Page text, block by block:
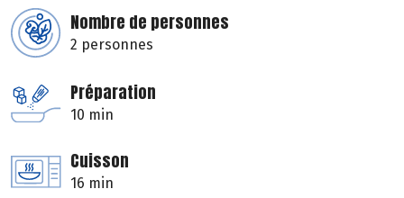
Nombre de personnes
2 personnes
Préparation
10 min
Cuisson
16 min